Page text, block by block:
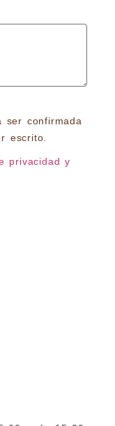
ser confirmada
escrito.
privacidad y